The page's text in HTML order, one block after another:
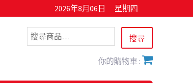
2026年8月06日 星期四
你的購物車 :